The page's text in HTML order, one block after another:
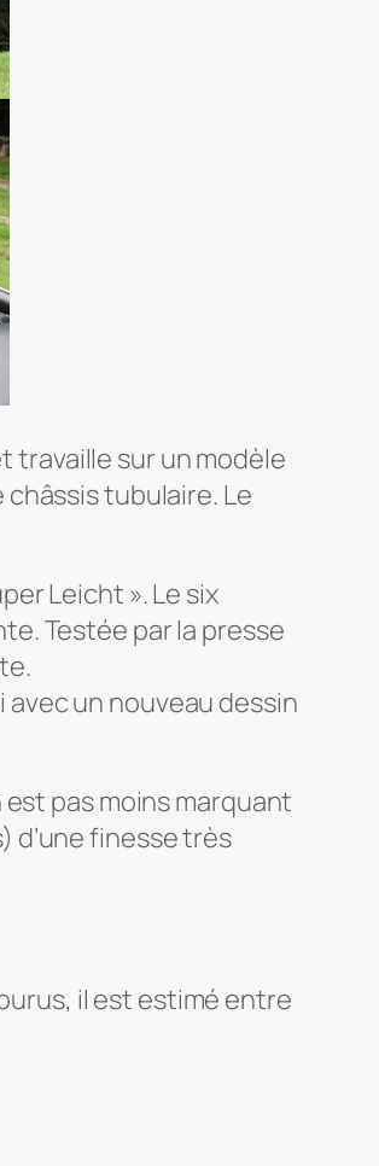
travaille sur un modèle
châssis tubulaire. Le
Leicht ». Le six
Testée par la presse
avec un nouveau dessin
est pas moins marquant
d’une finesse très
il est estimé entre